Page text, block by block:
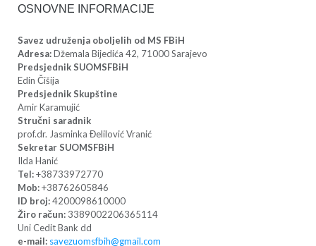
OSNOVNE INFORMACIJE
Savez udruženja oboljelih od MS FBiH
Adresa:Džemala Bijedića 42, 71000 Sarajevo
Predsjednik SUOMSFBiH
Edin Čišija
Predsjednik Skupštine
Amir Karamujić
Stručni saradnik
prof.dr. Jasminka Đelilović Vranić
Sekretar SUOMSFBiH
Ilda Hanić
Tel:+38733972770
Mob:+38762605846
ID broj:4200098610000
Žiro račun: 3389002206365114
Uni Cedit Bank dd
e-mail: savezuomsfbih@gmail.com